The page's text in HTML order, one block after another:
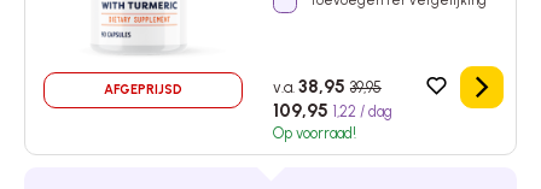
AFGEPRIJSD v.a. 38,9539,95
109,95 1,22 / dag
Op voorraad!
Details